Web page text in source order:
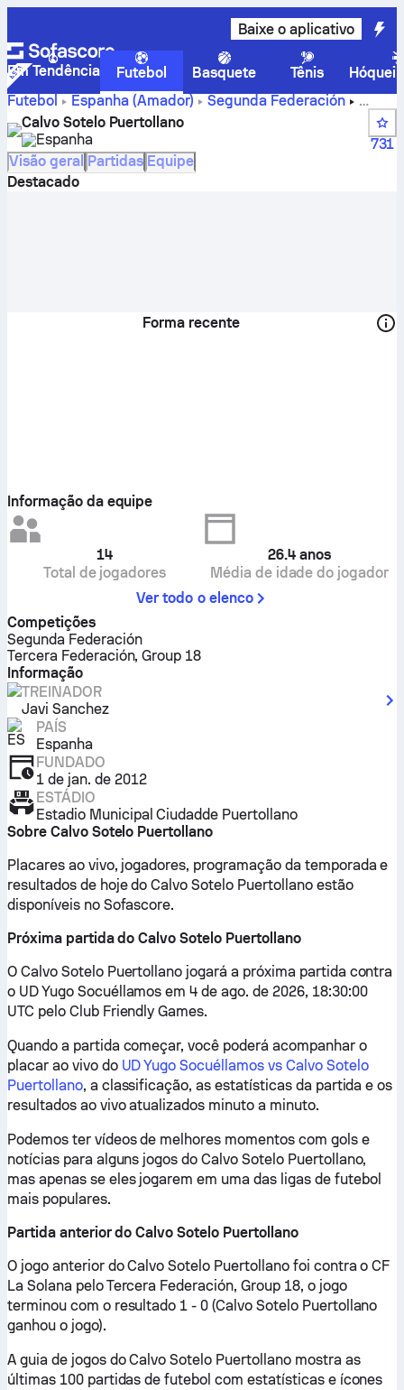
Baixe o aplicativo
Em Tendência Futebol Basquete Tênis
Hóquei
Futebol
Espanha(Amador)
Segunda Federación
Placares, jogos, classificação e estatísticas de jogadores
do Calvo Sotelo Puertollano
Calvo Sotelo Puertollano
Espanha
731
Visão geral Partidas Equipe
Destacado
Forma recente
Informação da equipe
14
Total de jogadores
26.4 anos
Média de idade do jogador
Ver todo o elenco
Competições
Segunda Federación
Tercera Federación, Group 18
Informação
TREINADOR
Javi Sanchez
PAÍS
Espanha
FUNDADO
1 de jan. de 2012
ESTÁDIO
Estadio Municipal Ciudadde Puertollano
Sobre Calvo Sotelo Puertollano
Placares ao vivo, jogadores, programação da temporada e
resultados de hoje do Calvo Sotelo Puertollano estão
disponíveis no Sofascore.
Próxima partida do Calvo Sotelo Puertollano
O Calvo Sotelo Puertollano jogará a próxima partida contra
o UD Yugo Socuéllamos em 4 de ago. de 2026, 18:30:00
UTC pelo Club Friendly Games.
Quando a partida começar, você poderá acompanhar o
placar ao vivo do UD Yugo Socuéllamos vs Calvo Sotelo
Puertollano, a classificação, as estatísticas da partida e os
resultados ao vivo atualizados minuto a minuto.
Podemos ter vídeos de melhores momentos com gols e
notícias para alguns jogos do Calvo Sotelo Puertollano,
mas apenas se eles jogarem em uma das ligas de futebol
mais populares.
Partida anterior do Calvo Sotelo Puertollano
O jogo anterior do Calvo Sotelo Puertollano foi contra o CF
La Solana pelo Tercera Federación, Group 18, o jogo
terminou com o resultado 1 - 0 (Calvo Sotelo Puertollano
ganhou o jogo).
A guia de jogos do Calvo Sotelo Puertollano mostra as
últimas 100 partidas de futebol com estatísticas e ícones